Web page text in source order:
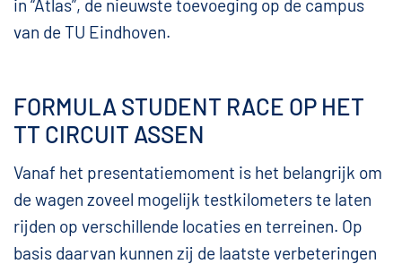
in “Atlas”, de nieuwste toevoeging op de campus
van de TU Eindhoven.
FORMULA STUDENT RACE OP HET
TT CIRCUIT ASSEN
Vanaf het presentatiemoment is het belangrijk om
de wagen zoveel mogelijk testkilometers te laten
rijden op verschillende locaties en terreinen. Op
basis daarvan kunnen zij de laatste verbeteringen